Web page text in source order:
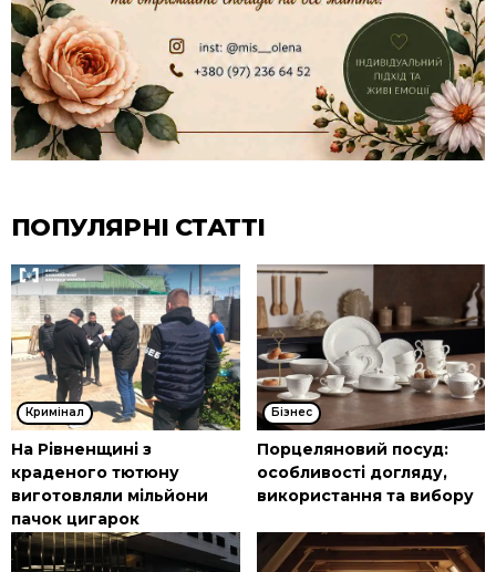
ПОПУЛЯРНІ СТАТТІ
Кримінал
На Рівненщині з
краденого тютюну
виготовляли мільйони
пачок цигарок
Бізнес
Порцеляновий посуд:
особливості догляду,
використання та вибору